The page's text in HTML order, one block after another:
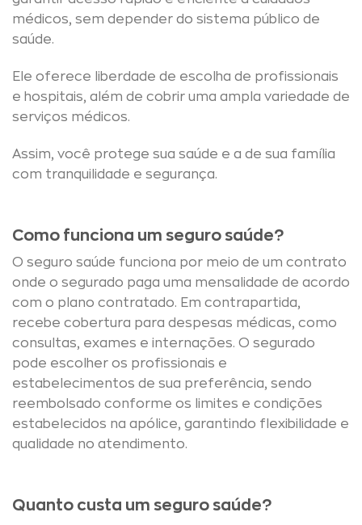
médicos, sem depender do sistema público de
saúde.
Ele oferece liberdade de escolha de profissionais
e hospitais, além de cobrir uma ampla variedade de
serviços médicos.
Assim, você protege sua saúde e a de sua família
com tranquilidade e segurança.
Como funciona um seguro saúde?
O seguro saúde funciona por meio de um contrato
onde o segurado paga uma mensalidade de acordo
com o plano contratado. Em contrapartida,
recebe cobertura para despesas médicas, como
consultas, exames e internações. O segurado
pode escolher os profissionais e
estabelecimentos de sua preferência, sendo
reembolsado conforme os limites e condições
estabelecidos na apólice, garantindo flexibilidade e
qualidade no atendimento.
Quanto custa um seguro saúde?